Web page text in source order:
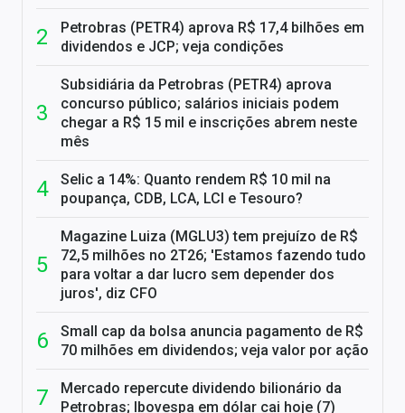
Petrobras (PETR4) aprova R$ 17,4 bilhões em
dividendos e JCP; veja condições
Subsidiária da Petrobras (PETR4) aprova
concurso público; salários iniciais podem
chegar a R$ 15 mil e inscrições abrem neste
mês
Selic a 14%: Quanto rendem R$ 10 mil na
poupança, CDB, LCA, LCI e Tesouro?
Magazine Luiza (MGLU3) tem prejuízo de R$
72,5 milhões no 2T26; 'Estamos fazendo tudo
para voltar a dar lucro sem depender dos
juros', diz CFO
Small cap da bolsa anuncia pagamento de R$
70 milhões em dividendos; veja valor por ação
Mercado repercute dividendo bilionário da
Petrobras; Ibovespa em dólar cai hoje (7)